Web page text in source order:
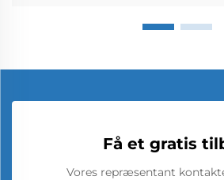
Få et gratis
Vores repræsentant